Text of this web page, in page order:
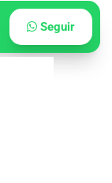
Seguir